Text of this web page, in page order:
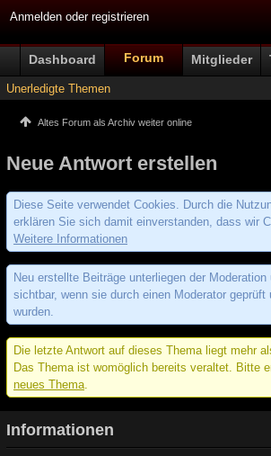
Anmelden oder registrieren
Dashboard Forum Mitglieder
Unerledigte Themen
Altes Forum als Archiv weiter online
Neue Antwort erstellen
Diese Seite verwendet Cookies. Durch die
erklären Sie sich damit einverstanden, dass wir
Weitere Informationen
Neu erstellte Beiträge unterliegen der Moderation
sichtbar, wenn sie durch einen Moderator geprüft
wurden.
Die letzte Antwort auf dieses Thema liegt mehr
Das Thema ist womöglich bereits veraltet. Bitte
neues Thema.
Informationen